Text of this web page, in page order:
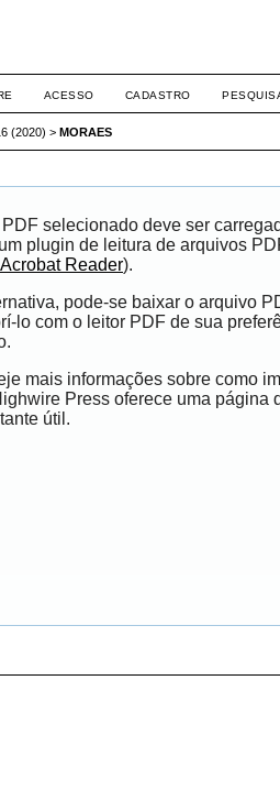
ACESSO CADASTRO
(2020) > MORAES
selecionado deve ser
plugin de leitura de arquivos
Reader).
pode-se baixar o arquivo
lo com o leitor PDF de sua
mais informações sobre como
Press oferece uma página
útil.